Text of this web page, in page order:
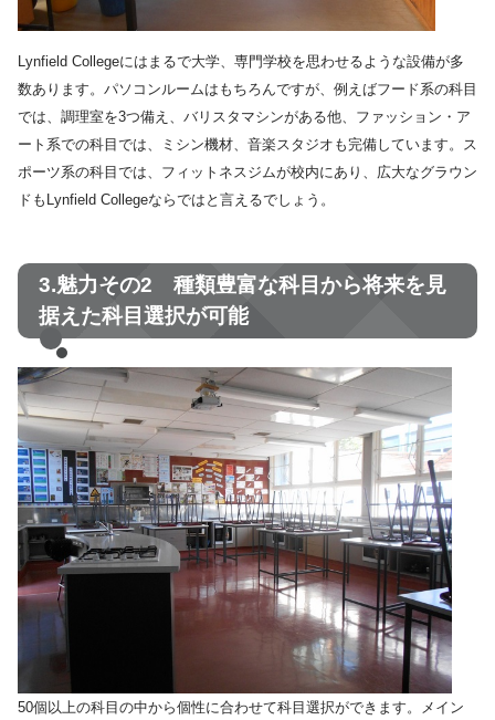
Lynfield Collegeにはまるで大学、専門学校を思わせるような設備が多
数あります。パソコンルームはもちろんですが、例えばフード系の科目
では、調理室を3つ備え、バリスタマシンがある他、ファッション・ア
ート系での科目では、ミシン機材、音楽スタジオも完備しています。ス
ポーツ系の科目では、フィットネスジムが校内にあり、広大なグラウン
ドもLynfield Collegeならではと言えるでしょう。
3.魅力その2 種類豊富な科目から将来を見
据えた科目選択が可能
50個以上の科目の中から個性に合わせて科目選択ができます。メイン